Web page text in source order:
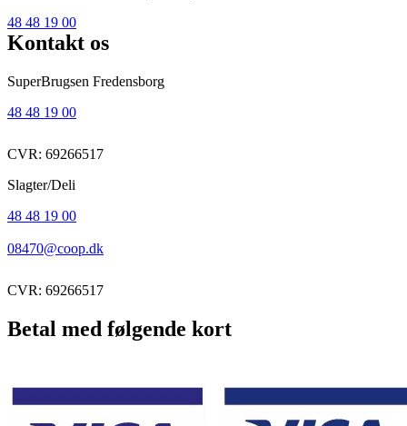
48 48 19 00
Kontakt os
SuperBrugsen Fredensborg
48 48 19 00
CVR: 69266517
Slagter/Deli
48 48 19 00
08470@coop.dk
CVR: 69266517
Betal med følgende kort